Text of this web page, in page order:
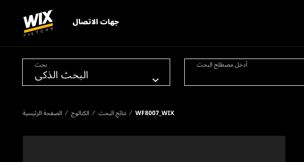
جهات الاتصال
بحث أدخل مصطلح البحث
الصفحة الرئيسية الكتالوج نتائج البحث WF8007_WIX